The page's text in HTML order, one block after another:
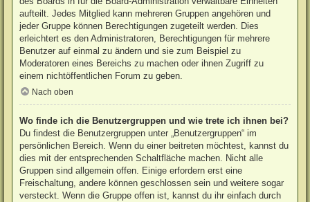
aufteilt. Jedes Mitglied kann mehreren Gruppen angehören und
jeder Gruppe können Berechtigungen zugeteilt werden. Dies
erleichtert es den Administratoren, Berechtigungen für mehrere
Benutzer auf einmal zu ändern und sie zum Beispiel zu
Moderatoren eines Bereichs zu machen oder ihnen Zugriff zu
einem nichtöffentlichen Forum zu geben.
Nach oben
Wo finde ich die Benutzergruppen und wie trete ich ihnen bei?
Du findest die Benutzergruppen unter „Benutzergruppen“ im
persönlichen Bereich. Wenn du einer beitreten möchtest, kannst du
dies mit der entsprechenden Schaltfläche machen. Nicht alle
Gruppen sind allgemein offen. Einige erfordern erst eine
Freischaltung, andere können geschlossen sein und weitere sogar
versteckt. Wenn die Gruppe offen ist, kannst du ihr einfach durch